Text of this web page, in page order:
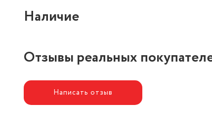
Наличие
Отзывы реальных
Написать отзыв